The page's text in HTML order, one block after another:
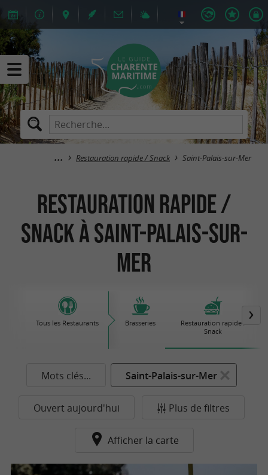
Restauration rapide / Snack Saint-Palais-sur-Mer
Restauration rapide /
Snack à Saint-Palais-sur-
Mer
Tous les Restaurants Brasseries
Restauration rapide /
Snack
Mots clés... Saint-Palais-sur-Mer
Ouvert aujourd'hui Plus de filtres
Afficher la carte